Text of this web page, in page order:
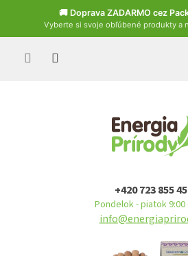
🚚 Doprava ZADARMO cez
Vyberte si svoje obľúbené produkty a
Czech
+420 723 855
Pondelok - piatok 9:00